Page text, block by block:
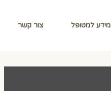
מידע למטופל צור קשר